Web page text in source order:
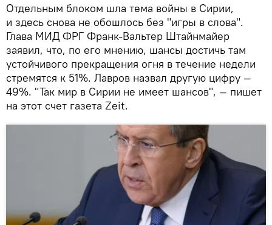
Отдельным блоком шла тема войны в Сирии,
и здесь снова не обошлось без "игры в слова".
Глава МИД ФРГ Франк-Вальтер Штайнмайер
заявил, что, по его мнению, шансы достичь там
устойчивого прекращения огня в течение недели
стремятся к 51%. Лавров назвал другую цифру —
49%. "Так мир в Сирии не имеет шансов", — пишет
на этот счет газета Zeit.